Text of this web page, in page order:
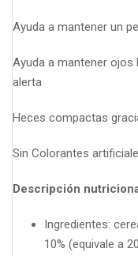
Ayuda a mantener un
Ayuda a mantener ojos
alerta
Heces compactas
Sin Colorantes
Descripción
Ingredientes:
10% (equivale a